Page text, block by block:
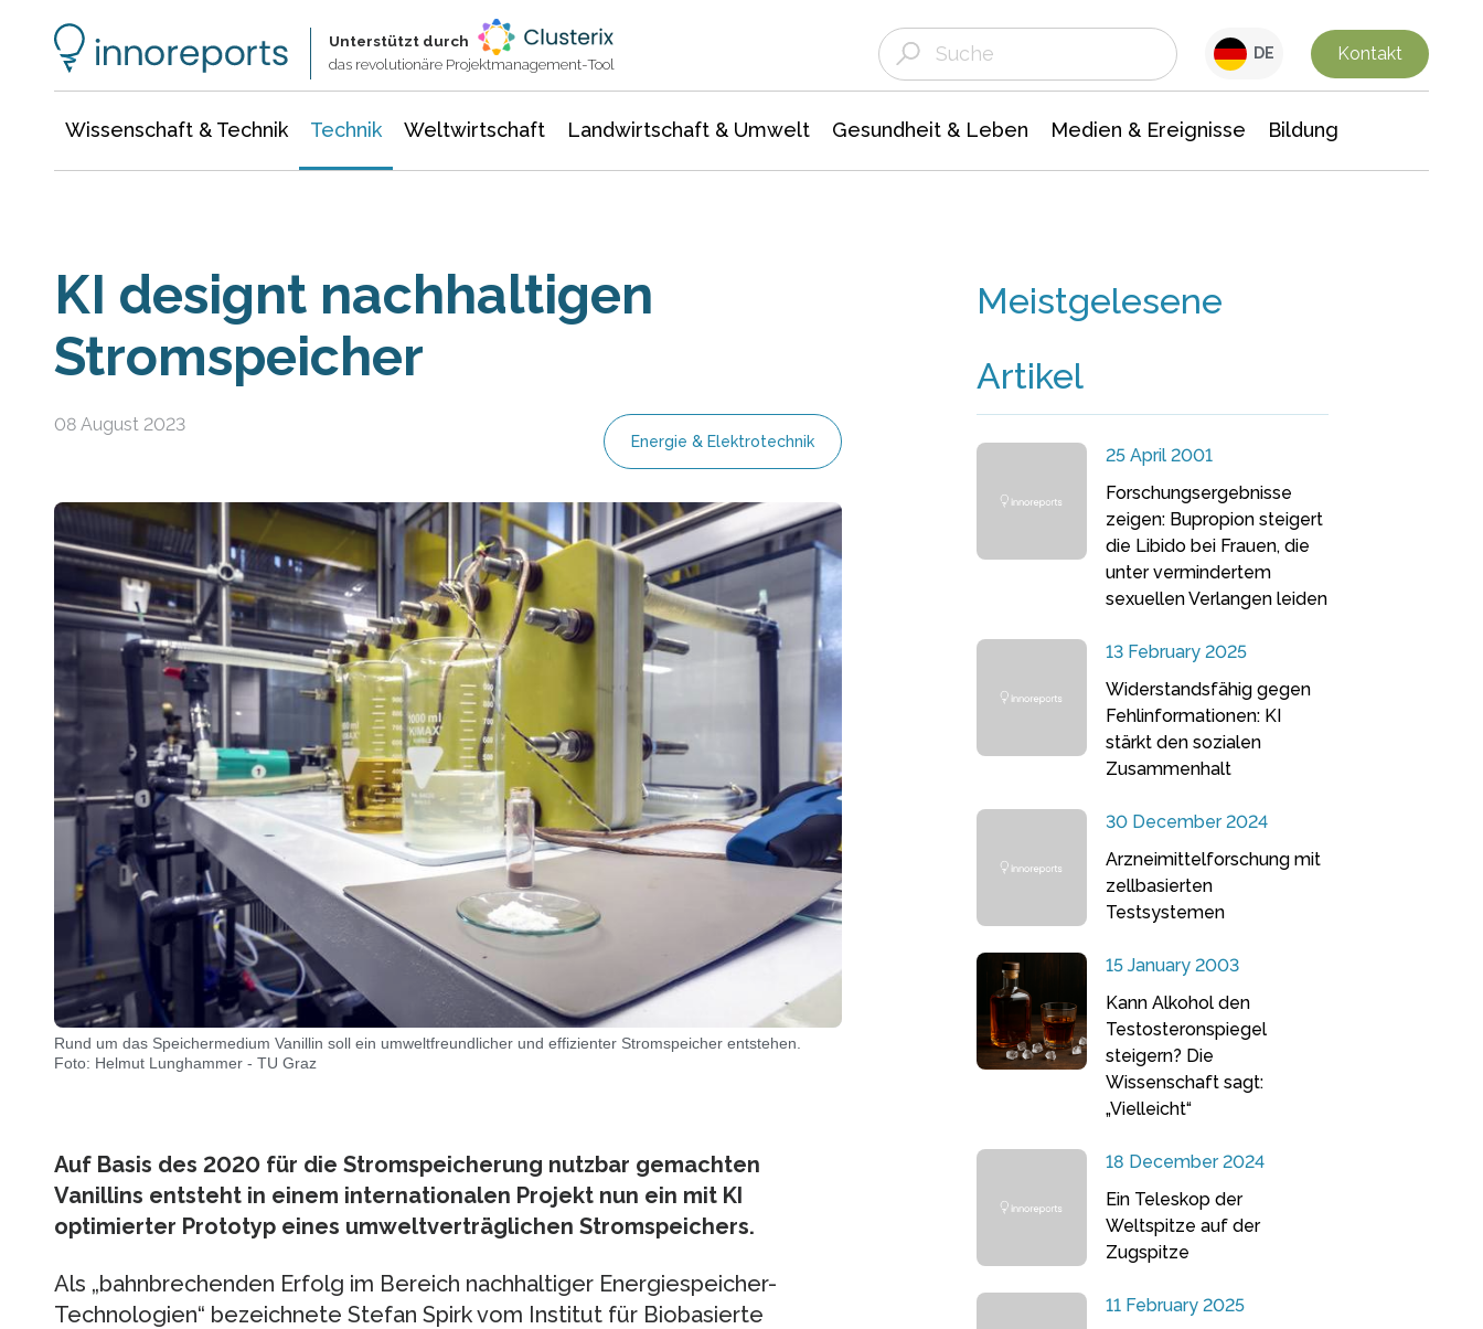
Unterstützt durch
das revolutionäre Projektmanagement-Tool
DE Kontakt
Wissenschaft & Technik Technik Weltwirtschaft Landwirtschaft & Umwelt Gesundheit & Leben Medien & Ereignisse Bildung
KI designt nachhaltigen
Stromspeicher
08 August 2023
Energie & Elektrotechnik
Rund um das Speichermedium Vanillin soll ein umweltfreundlicher und effizienter Stromspeicher entstehen.
Foto: Helmut Lunghammer - TU Graz
Auf Basis des 2020 für die Stromspeicherung nutzbar gemachten
Vanillins entsteht in einem internationalen Projekt nun ein mit KI
optimierter Prototyp eines umweltverträglichen Stromspeichers.
Als „bahnbrechenden Erfolg im Bereich nachhaltiger Energiespeicher-
Technologien“ bezeichnete Stefan Spirk vom Institut für Biobasierte
Meistgelesene
Artikel
25 April 2001
Forschungsergebnisse
zeigen: Bupropion steigert
die Libido bei Frauen, die
unter vermindertem
sexuellen Verlangen leiden
13 February 2025
Widerstandsfähig gegen
Fehlinformationen: KI
stärkt den sozialen
Zusammenhalt
30 December 2024
Arzneimittelforschung mit
zellbasierten
Testsystemen
15 January 2003
Kann Alkohol den
Testosteronspiegel
steigern? Die
Wissenschaft sagt:
„Vielleicht“
18 December 2024
Ein Teleskop der
Weltspitze auf der
Zugspitze
11 February 2025